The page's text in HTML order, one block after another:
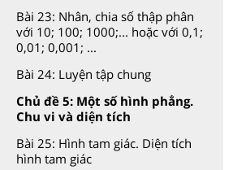
Bài 23: Nhân, chia số thập phân
với 10; 100; 1000;... hoặc với 0,1;
0,01; 0,001; ...
Bài 24: Luyện tập chung
Chủ đề 5: Một số hình phẳng.
Chu vi và diện tích
Bài 25: Hình tam giác. Diện tích
hình tam giác